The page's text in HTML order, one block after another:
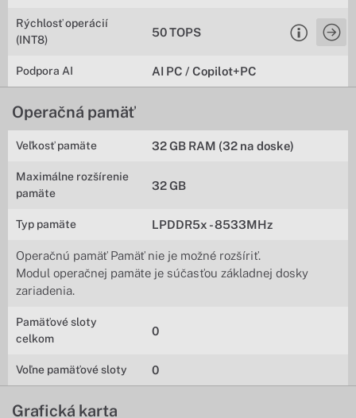
Rýchlosť operácií
(INT8)
50 TOPS
Podpora AI AI PC / Copilot+PC
Operačná pamäť
Veľkosť pamäte 32 GB RAM (32 na doske)
Maximálne rozšírenie
pamäte
32 GB
Typ pamäte LPDDR5x - 8533MHz
Operačnú pamäť Pamäť nie je možné rozšíriť.
Modul operačnej pamäte je súčasťou základnej dosky
zariadenia.
Pamäťové sloty
celkom
0
Voľne pamäťové sloty 0
Grafická karta